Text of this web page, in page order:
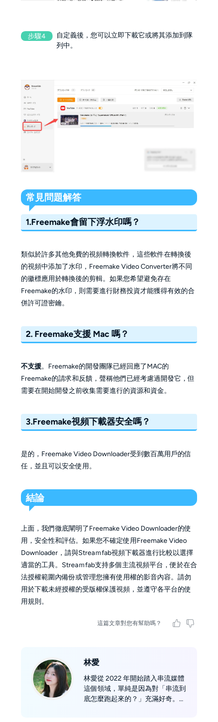
步驟4
自定義後，您可以立即下載它或將其添加到隊
列中。
常見問題解答
1.Freemake會留下浮水印嗎？
類似於許多其他免費的視頻轉換軟件，這些軟件在轉換後
的視頻中添加了水印，Freemake Video Converter將不同
的徽標應用於轉換後的剪輯。如果您希望避免存在
Freemake的水印，則需要進行財務投資才能獲得有效的合
併許可證密鑰。
2. Freemake支援 Mac 嗎？
不支援。Freemake的開發團隊已經回應了MAC的
Freemake的請求和反饋，聲稱他們已經考慮過開發它，但
需要在開始開發之前收集需要進行的資源和資金。
3.Freemake視頻下載器安全嗎？
是的，Freemake Video Downloader受到數百萬用戶的信
任，並且可以安全使用。
結論
上面，我們徹底闡明了Freemake Video Downloader的使
用，安全性和評估。如果您不確定使用Freemake Video
Downloader，請與Streaｍfab視頻下載器進行比較以選擇
適當的工具。Streaｍfab支持多個主流視頻平台，便於在合
法授權範圍內備份或管理您擁有使用權的影音內容。請勿
用於下載未經授權的受版權保護視頻，並遵守各平台的使
用規則。
這篇文章對您有幫助嗎？
林愛
林愛從 2022 年開始踏入串流媒體
這個領域，單純是因為對「串流到
底怎麼跑起來的？」充滿好奇。